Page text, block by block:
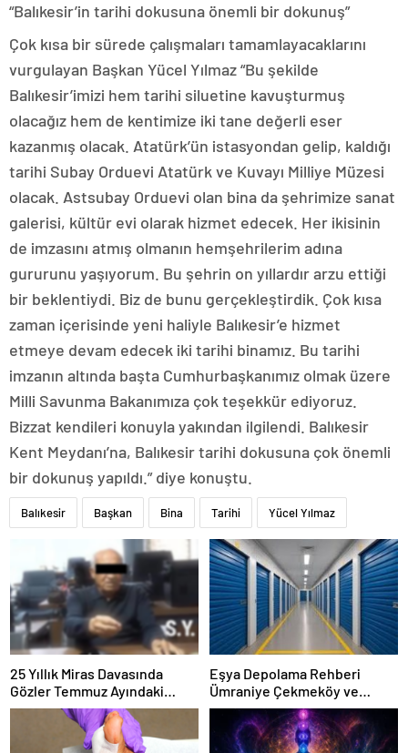
“Balıkesir’in tarihi dokusuna önemli bir dokunuş”
Çok kısa bir sürede çalışmaları tamamlayacaklarını
vurgulayan Başkan Yücel Yılmaz “Bu şekilde
Balıkesir’imizi hem tarihi siluetine kavuşturmuş
olacağız hem de kentimize iki tane değerli eser
kazanmış olacak. Atatürk’ün istasyondan gelip, kaldığı
tarihi Subay Orduevi Atatürk ve Kuvayı Milliye Müzesi
olacak. Astsubay Orduevi olan bina da şehrimize sanat
galerisi, kültür evi olarak hizmet edecek. Her ikisinin
de imzasını atmış olmanın hemşehrilerim adına
gururunu yaşıyorum. Bu şehrin on yıllardır arzu ettiği
bir beklentiydi. Biz de bunu gerçekleştirdik. Çok kısa
zaman içerisinde yeni haliyle Balıkesir’e hizmet
etmeye devam edecek iki tarihi binamız. Bu tarihi
imzanın altında başta Cumhurbaşkanımız olmak üzere
Milli Savunma Bakanımıza çok teşekkür ediyoruz.
Bizzat kendileri konuyla yakından ilgilendi. Balıkesir
Kent Meydanı’na, Balıkesir tarihi dokusuna çok önemli
bir dokunuş yapıldı.” diye konuştu.
Balıkesir Başkan Bina Tarihi Yücel Yılmaz
25 Yıllık Miras Davasında
Gözler Temmuz Ayındaki
Karar Duruşmasına Çevrildi
Eşya Depolama Rehberi
Ümraniye Çekmeköy ve
Kadıköy